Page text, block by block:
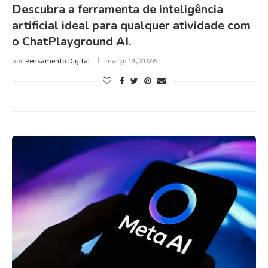
Descubra a ferramenta de inteligência
artificial ideal para qualquer atividade com
o ChatPlayground AI.
porPensamento Digital março 14, 2026